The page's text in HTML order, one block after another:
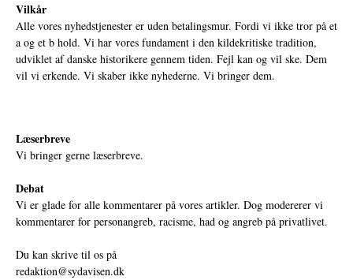
Vilkår
Alle vores nyhedstjenester er uden betalingsmur. Fordi vi ikke tror på et
a og et b hold. Vi har vores fundament i den kildekritiske tradition,
udviklet af danske historikere gennem tiden. Fejl kan og vil ske. Dem
vil vi erkende. Vi skaber ikke nyhederne. Vi bringer dem.
Læserbreve
Vi bringer gerne læserbreve.
Debat
Vi er glade for alle kommentarer på vores artikler. Dog modererer vi
kommentarer for personangreb, racisme, had og angreb på privatlivet.
Du kan skrive til os på
redaktion@sydavisen.dk